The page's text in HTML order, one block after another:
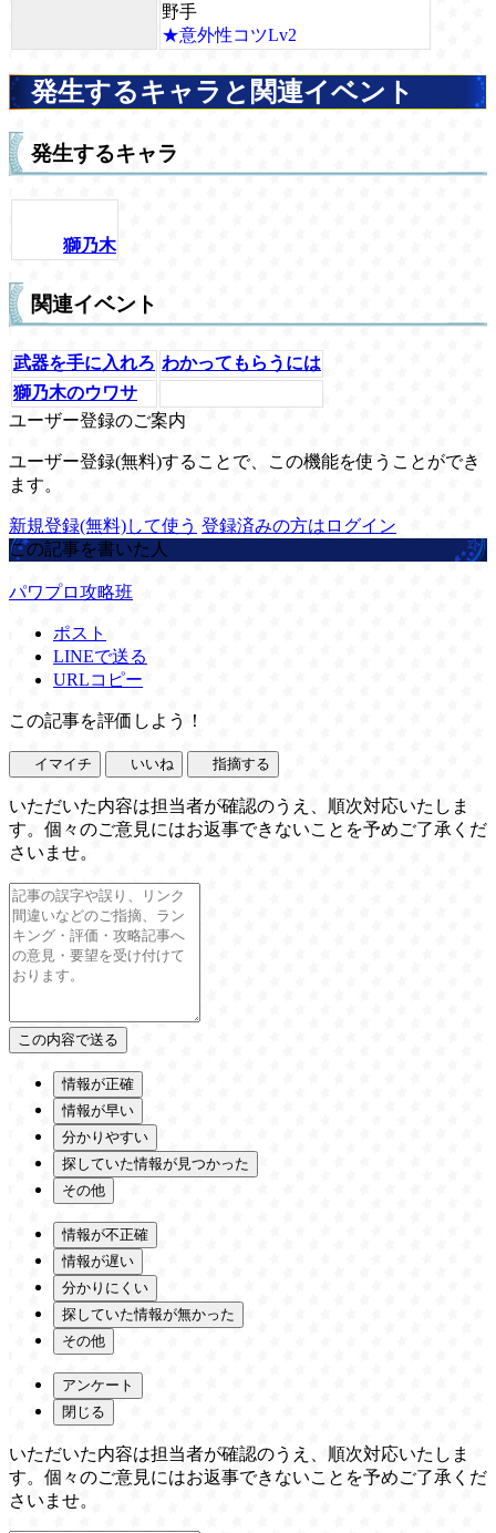
野手
★意外性コツLv2
発生するキャラと関連イベント
発生するキャラ
獅乃木
関連イベント
武器を手に入れろ わかってもらうには
獅乃木のウワサ
ユーザー登録のご案内
ユーザー登録(無料)することで、この機能を使うことができ
ます。
新規登録(無料)して使う 登録済みの方はログイン
この記事を書いた人
パワプロ攻略班
ポスト
LINEで送る
URLコピー
この記事を評価しよう！
イマイチ いいね 指摘する
いただいた内容は担当者が確認のうえ、順次対応いたしま
す。個々のご意見にはお返事できないことを予めご了承くだ
さいませ。
情報が正確
情報が早い
分かりやすい
探していた情報が見つかった
その他
情報が不正確
情報が遅い
分かりにくい
探していた情報が無かった
その他
アンケート
閉じる
いただいた内容は担当者が確認のうえ、順次対応いたしま
す。個々のご意見にはお返事できないことを予めご了承くだ
さいませ。